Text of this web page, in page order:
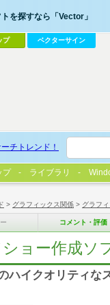
> グラフィックス関係 > グラフ
コメント・評価
ショー作成ソ
ハイクオリティな
を探すなら「Vector」
プ ベクターサイン
チトレンド！
プ ライブラリ